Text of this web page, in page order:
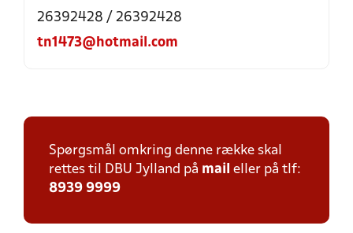
26392428 / 26392428
tn1473@hotmail.com
Spørgsmål omkring denne række skal
rettes til DBU Jylland på mail eller på tlf:
8939 9999